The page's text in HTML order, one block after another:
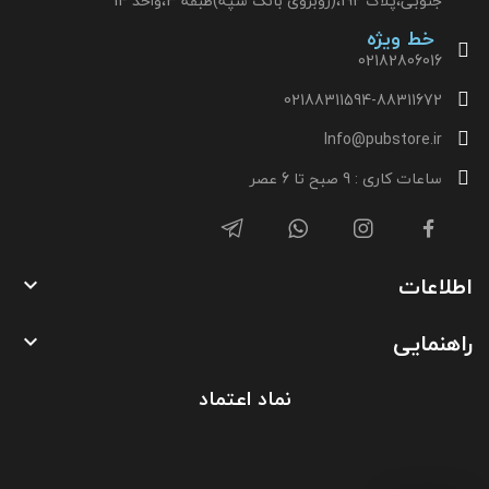
خط ویژه
02182806016
02188311594-88311672
Info@pubstore.ir
ساعات کاری : 9 صبح تا 6 عصر
اطلاعات 
راهنمایی 
نماد اعتماد